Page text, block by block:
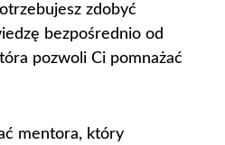
zdobyć
bezpośrednio od
pozwoli Ci pomnażać
mentora, który